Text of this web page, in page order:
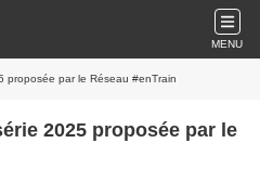
MENU
proposée par le Réseau #enTrain
2025 proposée par le